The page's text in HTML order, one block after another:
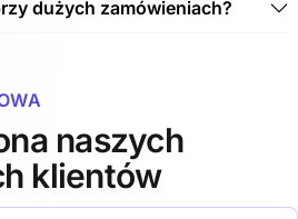
przesyłania danych.
w kartę, aby chronić ją przed
NFC można również wygodnie
dużych zamówieniach?
19,5% zniżki
(black): 30,5% zniżki
(black): 41,5% zniżki
(black): 50,4% zniżki
(black): 56,2% zniżki
naszych
klientów